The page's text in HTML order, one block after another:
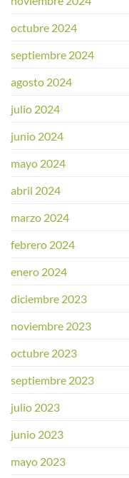
octubre 2024
septiembre 2024
agosto 2024
julio 2024
junio 2024
mayo 2024
abril 2024
marzo 2024
febrero 2024
enero 2024
diciembre 2023
noviembre 2023
octubre 2023
septiembre 2023
julio 2023
junio 2023
mayo 2023